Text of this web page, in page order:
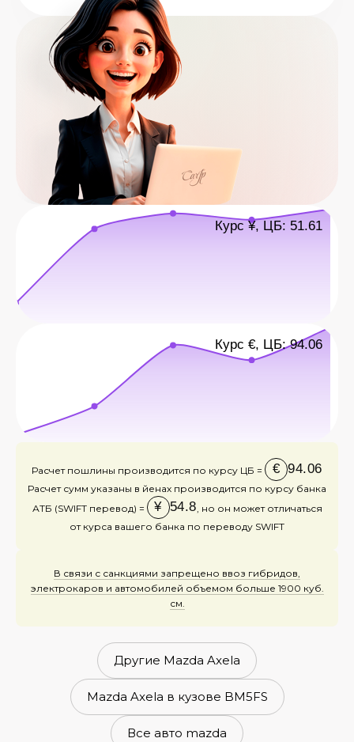
Курс ¥, ЦБ: 51.61
Курс €, ЦБ: 94.06
Расчет пошлины производится по курсу ЦБ = € 94.06
Расчет сумм указаны в йенах производится по курсу банка
АТБ (SWIFT перевод) =
¥ 54.8 , но он может отличаться
от курса вашего банка по переводу SWIFT
В связи с санкциями запрещено ввоз гибридов,
электрокаров и автомобилей объемом больше 1900 куб.
см.
Другие Mazda Axela
Mazda Axela в кузове BM5FS
Все авто mazda